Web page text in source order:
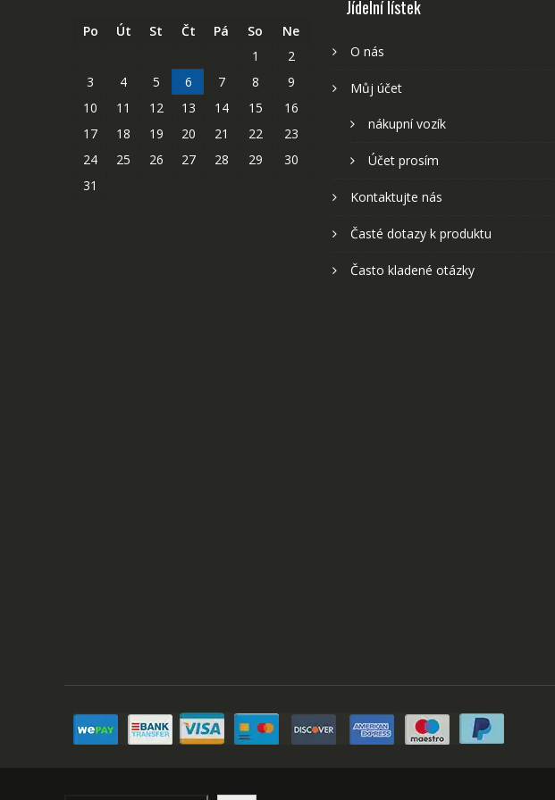
Po Út St Čt Pá So
Ne
1
2
3
4 5 6 7 8
9
10
11 12 13 14 15
16
17
18 19 20 21 22
23
24
25 26 27 28 29
30
31
Jídelní lístek
O nás
Můj účet
nákupní vozík
Účet prosím
Kontaktujte nás
Časté dotazy k produktu
Často kladené otázky